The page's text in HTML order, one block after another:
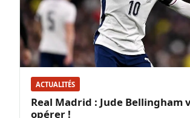
ACTUALITÉS
Real Madrid : Jude Bellingham
opérer !